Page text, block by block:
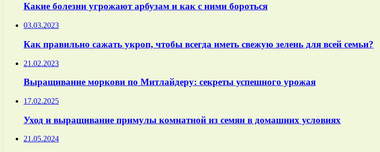
Какие болезни угрожают арбузам и как с ними бороться
03.03.2023
Как правильно сажать укроп, чтобы всегда иметь свежую зелень для всей семьи?
21.02.2023
Выращивание моркови по Митлайдеру: секреты успешного урожая
17.02.2025
Уход и выращивание примулы комнатной из семян в домашних условиях
21.05.2024